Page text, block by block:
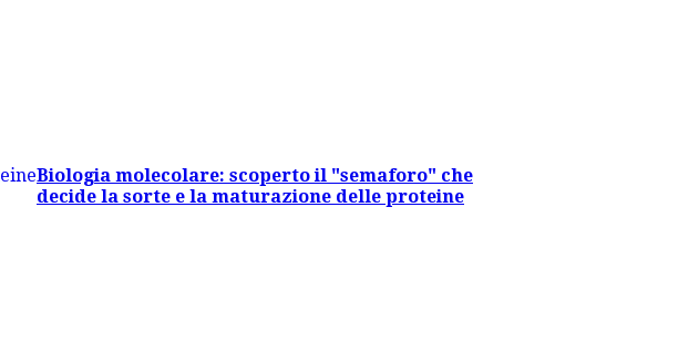
Biologia molecolare: scoperto il "semaforo" che
decide la sorte e la maturazione delle proteine